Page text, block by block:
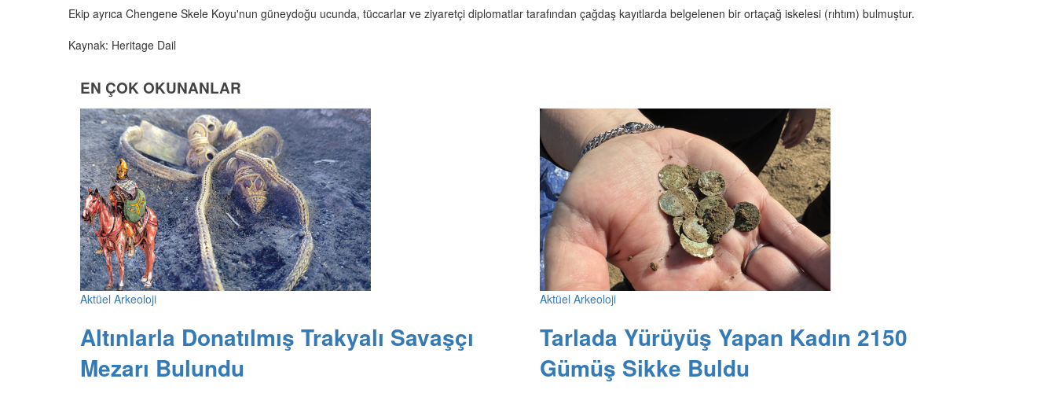
Ekip ayrıca Chengene Skele Koyu'nun güneydoğu ucunda, tüccarlar ve ziyaretçi diplomatlar tarafından çağdaş kayıtlarda belgelenen bir ortaçağ iskelesi (rıhtım) bulmuştur.
Kaynak: Heritage Dail
EN ÇOK OKUNANLAR
Aktüel Arkeoloji
Altınlarla Donatılmış Trakyalı Savaşçı
Mezarı Bulundu
Aktüel Arkeoloji
Tarlada Yürüyüş Yapan Kadın 2150
Gümüş Sikke Buldu